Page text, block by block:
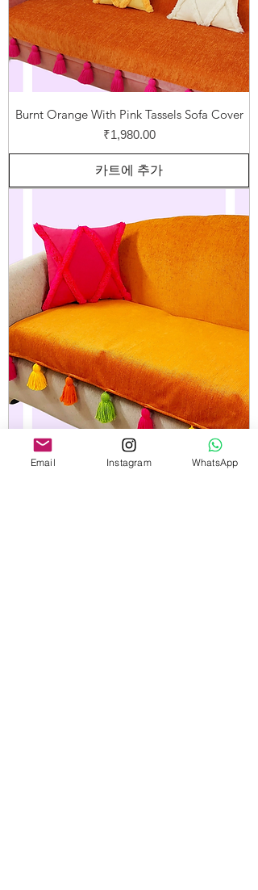
Burnt Orange With Pink Tassels Sofa Cover
가격
₹1,980.00
카트에 추가
Premium Burnt Orange With Yellow Pink
Tassels Sofa Cover
Email Instagram WhatsApp